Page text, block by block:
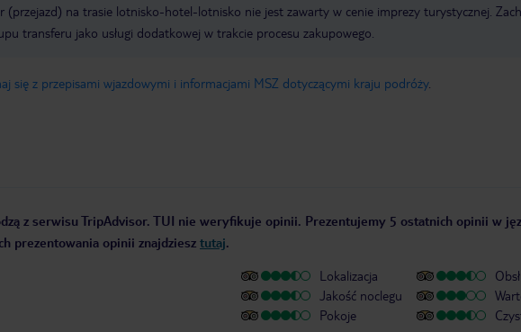
(przejazd) na trasie lotnisko-hotel-lotnisko nie jest zawarty w cenie imprezy turystycznej.
transferu jako usługi dodatkowej w trakcie procesu zakupowego.
się z przepisami wjazdowymi i informacjami MSZ dotyczącymi kraju podróży.
z serwisu TripAdvisor. TUI nie weryfikuje opinii. Prezentujemy 5 ostatnich opinii w
prezentowania opinii znajdziesz tutaj.
Lokalizacja
Jakość noclegu
Pokoje